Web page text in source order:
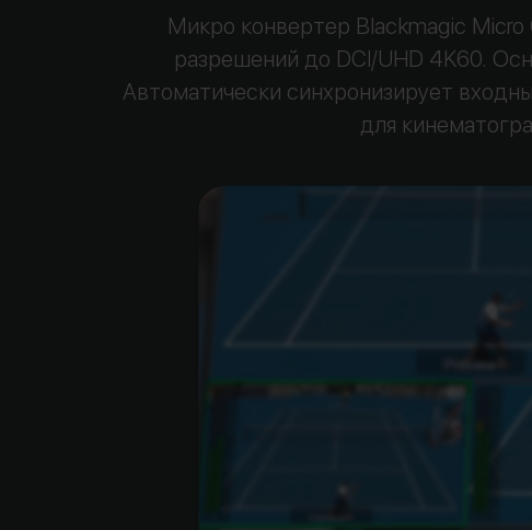
Микро конвертер Blackmagic Micro
разрешений до DCI/UHD 4K60.
Автоматически синхронизирует
для